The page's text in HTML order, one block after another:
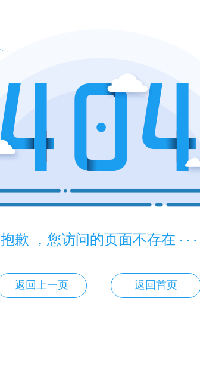
抱歉 ，您访问的页面不存在 · · ·
返回上一页 返回首页